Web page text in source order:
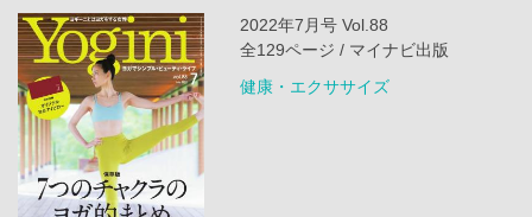
2022年7月号 Vol.88
全129ページ / マイナビ出版
健康・エクササイズ